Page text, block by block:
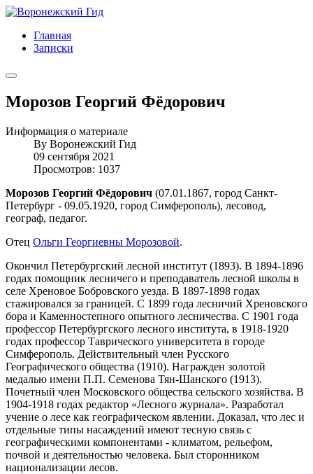
Главная
Записки
Морозов Георгий Фёдорович
Информация о материале
By Воронежский Гид
09 сентября 2021
Просмотров: 1037
Морозов Георгий Фёдорович (07.01.1867, город Санкт-
Петербург - 09.05.1920, город Симферополь), лесовод,
географ, педагог.
Отец Ольги Георгиевны Морозовой.
Окончил Петербургский лесной институт (1893). В 1894-1896
годах помощник лесничего и преподаватель лесной школы в
селе Хреновое Бобровского уезда. В 1897-1898 годах
стажировался за границей. С 1899 года лесничий Хреновского
бора и Каменностепного опытного лесничества. С 1901 года
профессор Петербургского лесного института, в 1918-1920
годах профессор Таврического университета в городе
Симферополь. Действительный член Русского
Географического общества (1910). Награжден золотой
медалью имени П.П. Семенова Тян-Шанского (1913).
Почетный член Московского общества сельского хозяйства. В
1904-1918 годах редактор «Лесного журнала». Разработал
учение о лесе как географическом явлении. Доказал, что лес и
отдельные типы насаждений имеют тесную связь с
географическими компонентами - климатом, рельефом,
почвой и деятельностью человека. Был сторонником
национализации лесов.